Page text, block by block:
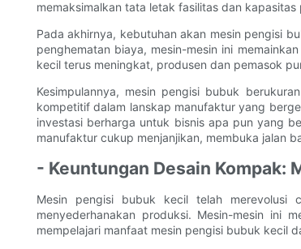
memaksimalkan tata letak fasilitas dan kapasitas
Pada akhirnya, kebutuhan akan mesin pengisi
penghematan biaya, mesin-mesin ini
kecil terus meningkat, produsen dan pemasok
Kesimpulannya, mesin pengisi bubuk
kompetitif dalam lanskap manufaktur yang
investasi berharga untuk bisnis apa pun yang
manufaktur cukup menjanjikan, membuka jalan
- Keuntungan Desain Kompak:
Mesin pengisi bubuk kecil telah merevolusi
menyederhanakan produksi. Mesin-mesin ini
mempelajari manfaat mesin pengisi bubuk kecil